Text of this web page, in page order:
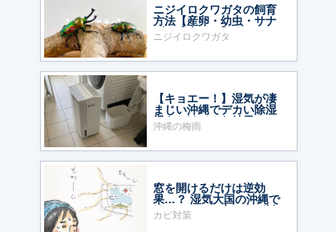
ニジイロクワガタの飼育
方法【産卵・幼虫・サナ
ギ・成虫まで】
ニジイロクワガタ
【キョエー！】湿気が凄
まじい沖縄でデカい除湿
機をかけてみた結果……
沖縄の梅雨
窓を開けるだけは逆効
果…？ 湿気大国の沖縄で
鍛えた、わが家のカビ対
策
カビ対策